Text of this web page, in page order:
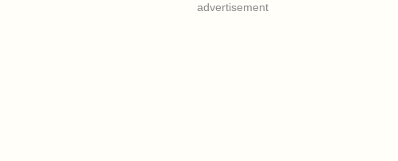
advertisement